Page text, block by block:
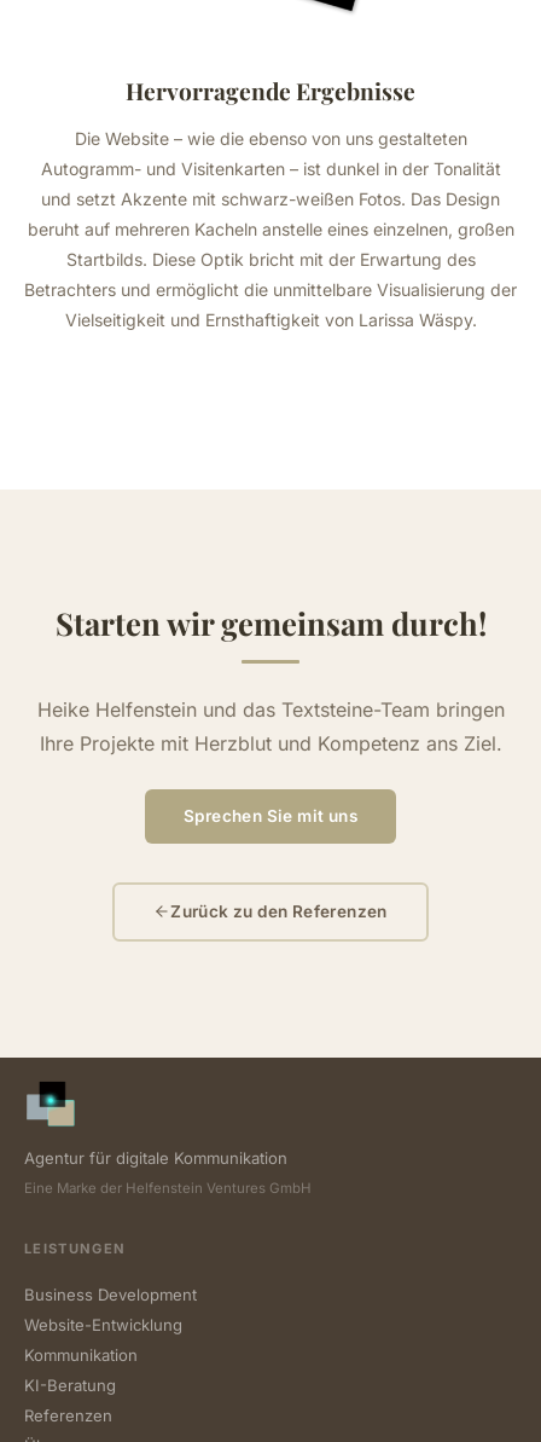
Hervorragende Ergebnisse
Die Website – wie die ebenso von uns gestalteten
Autogramm- und Visitenkarten – ist dunkel in der Tonalität
und setzt Akzente mit schwarz-weißen Fotos. Das Design
beruht auf mehreren Kacheln anstelle eines einzelnen, großen
Startbilds. Diese Optik bricht mit der Erwartung des
Betrachters und ermöglicht die unmittelbare Visualisierung der
Vielseitigkeit und Ernsthaftigkeit von Larissa Wäspy.
Starten wir gemeinsam durch!
Heike Helfenstein und das Textsteine-Team bringen
Ihre Projekte mit Herzblut und Kompetenz ans Ziel.
Sprechen Sie mit uns
Zurück zu den Referenzen
Agentur für digitale Kommunikation
Eine Marke der Helfenstein Ventures GmbH
LEISTUNGEN
Business Development
Website-Entwicklung
Kommunikation
KI-Beratung
Referenzen